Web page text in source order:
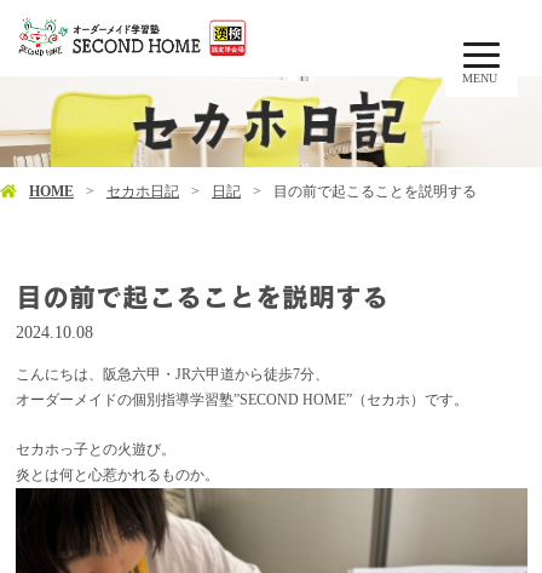
MENU
HOME セカホ日記 日記 目の前で起こることを説明する
目の前で起こることを説明する
2024.10.08
こんにちは、阪急六甲・JR六甲道から徒歩7分、
オーダーメイドの個別指導学習塾”SECOND HOME”（セカホ）です。
セカホっ子との火遊び。
炎とは何と心惹かれるものか。